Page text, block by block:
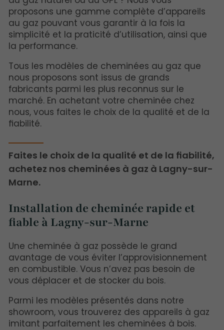
proposons une gamme complète d’appareils
au gaz pouvant vous garantir à la fois la
simplicité et la praticité d’utilisation, ainsi que
la performance.
Tous les modèles de cheminées au gaz que
nous proposons sont issus de grands
fabricants parmi les plus reconnus sur le
marché. En achetant votre cheminée chez
nous, vous faites le choix de la qualité et de la
fiabilité.
Faites le choix de la qualité et de la fiabilité,
achetez nos cheminées à gaz à Lagny-sur-
Marne.
Installation de cheminée rapide et
fiable à Lagny-sur-Marne
Une cheminée à gaz possède le grand
avantage de vous éviter l’approvisionnement
en combustible. Vous n’avez pas besoin de
vous déplacer et de stocker du bois.
Parmi les modèles présentés dans notre
showroom, vous trouverez des appareils à gaz
imitant parfaitement les cheminées à bois.